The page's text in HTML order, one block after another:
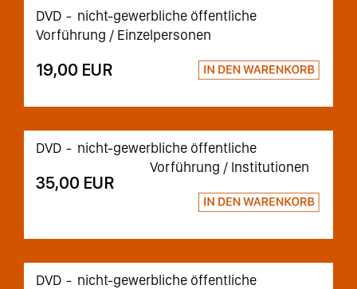
DVD
nicht-gewerbliche öffentliche
Vorführung / Einzelpersonen
19,00 EUR
DVD
nicht-gewerbliche öffentliche
Vorführung / Institutionen
35,00 EUR
DVD
nicht-gewerbliche öffentliche